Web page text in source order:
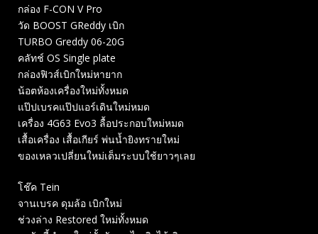
กล่อง F-CON V Pro
วัด BOOST GReddy เบิก
TURBO Greddy 06-20G
คลัทช์​ OS Single plate
กล่องฟิวส์เบิกใหม่หายาก
น้อตห้องเครื่องใหม่ทั้งหมด
แป๊ปเบรคแป๊ปแอร์เดินใหม่หมด
เครื่อง 4G63 Evo3 ลื้อประกอบใหม่หมด
เสื้อเครื่อง เสื้อเกียร์ พ่นน้ำยิงทรายใหม่
ของเหลวเปลี่ยนใหม่เต็มระบบใช้ยาวๆเลย
โช๊ค Tein
จานเบรค ดุมล้อ เบิกใหม่
ช่วงล่าง Restored ใหม่ทั้งหมด